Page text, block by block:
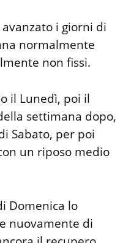
i giorni di
normalmente
non fissi.
il Lunedì, poi il
settimana dopo,
Sabato, per poi
un riposo medio
Domenica lo
nuovamente di